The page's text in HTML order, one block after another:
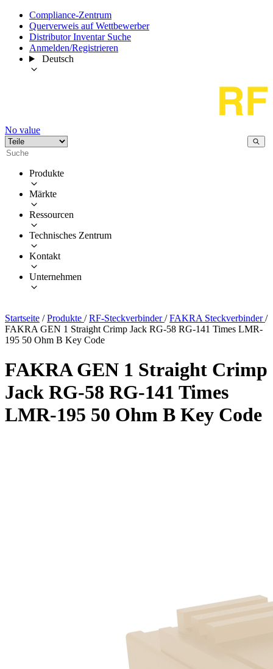
Compliance-Zentrum
Querverweis auf Wettbewerber
Distributor Inventar Suche
Anmelden/Registrieren
Deutsch
No value
Produkte
Märkte
Ressourcen
Technisches Zentrum
Kontakt
Unternehmen
Startseite / Produkte / RF-Steckverbinder/ FAKRA Steckverbinder/
FAKRA GEN 1 Straight Crimp Jack RG-58 RG-141 Times LMR-
195 50 Ohm B Key Code
FAKRA GEN 1 Straight Crimp
Jack RG-58 RG-141 Times
LMR-195 50 Ohm B Key Code